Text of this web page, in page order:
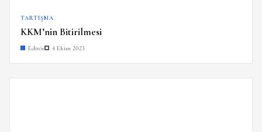
TARTIŞMA
KKM’nin Bitirilmesi
Editör 4 Ekim 2023